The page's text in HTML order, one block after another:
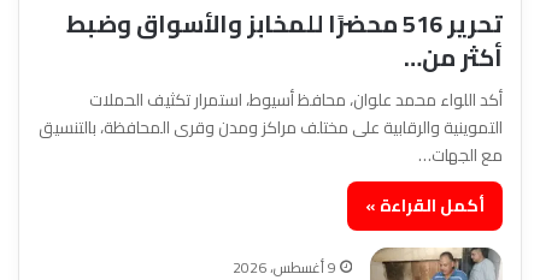
تحرير 516 محضرًا للمخابز والأسواق وضبط
أكثر من…
أكد اللواء محمد علوان، محافظ أسيوط، استمرار تكثيف الحملات
التموينية والرقابية على مختلف مراكز ومدن وقرى المحافظة، بالتنسيق
مع الجهات…
أكمل القراءة »
9 أغسطس، 2026